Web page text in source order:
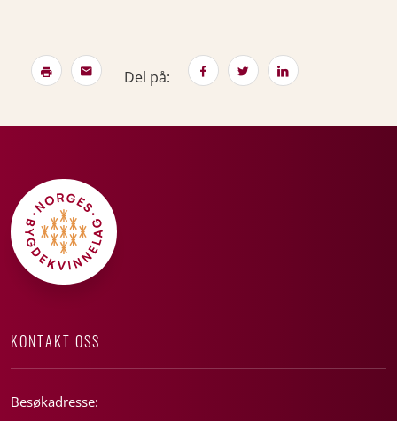
Del på:
KONTAKT OSS
Besøkadresse: